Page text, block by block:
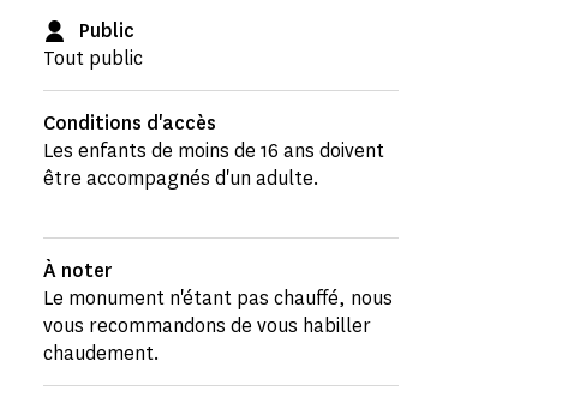
Public
Tout public
Conditions d'accès
Les enfants de moins de 16 ans doivent
être accompagnés d'un adulte.
À noter
Le monument n'étant pas chauffé, nous
vous recommandons de vous habiller
chaudement.